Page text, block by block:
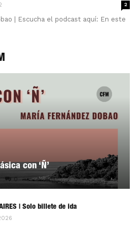
2
| Escucha el podcast aquí: En este
con ‘Ñ’
0
AIRES | Solo billete de ida